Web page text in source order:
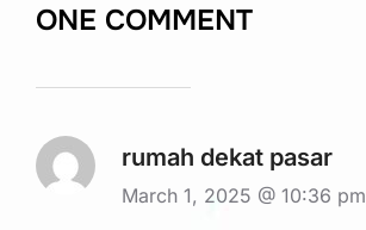
ONE COMMENT
rumah dekat pasar
March 1, 2025 @ 10:36 pm